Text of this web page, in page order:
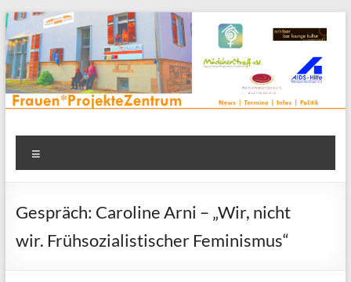
Zum
Inhalt
springen
Frauenprojektehaus wird
FrauenProjekteZentrum
Frauen* | Mädchen* | Projekte | Beratung | Veranstaltungen |
in einem Zentrum | Räume für alle | Projektarbeit | Begegnung
Gespräch: Caroline Arni – „Wir, nicht
wir. Frühsozialistischer Feminismus“